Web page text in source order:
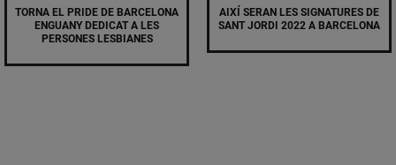
TORNA EL PRIDE DE BARCELONA
ENGUANY DEDICAT A LES
PERSONES LESBIANES
AIXÍ SERAN LES SIGNATURES DE
SANT JORDI 2022 A BARCELONA